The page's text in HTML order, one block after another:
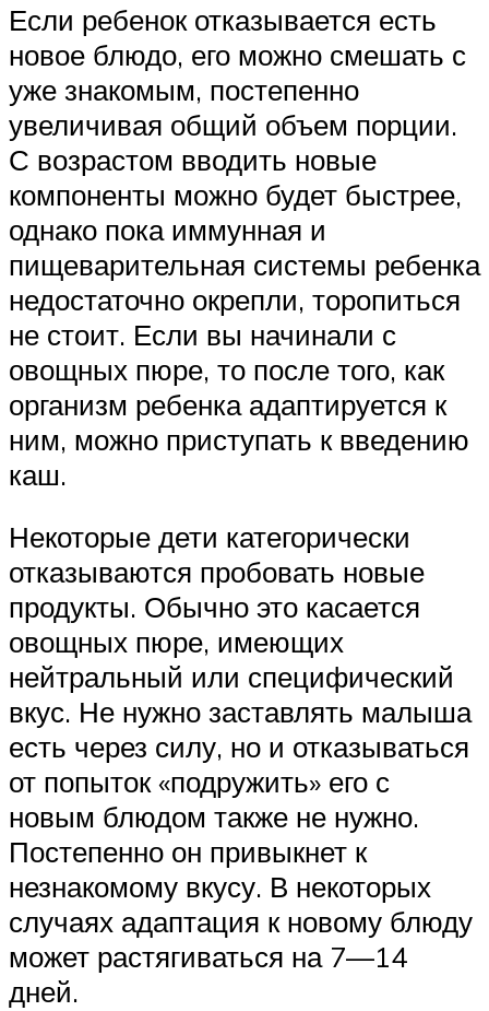
Если ребенок отказывается есть
новое блюдо, его можно смешать с
уже знакомым, постепенно
увеличивая общий объем порции.
С возрастом вводить новые
компоненты можно будет быстрее,
однако пока иммунная и
пищеварительная системы ребенка
недостаточно окрепли, торопиться
не стоит. Если вы начинали с
овощных пюре, то после того, как
организм ребенка адаптируется к
ним, можно приступать к введению
каш.
Некоторые дети категорически
отказываются пробовать новые
продукты. Обычно это касается
овощных пюре, имеющих
нейтральный или специфический
вкус. Не нужно заставлять малыша
есть через силу, но и отказываться
от попыток «подружить» его с
новым блюдом также не нужно.
Постепенно он привыкнет к
незнакомому вкусу. В некоторых
случаях адаптация к новому блюду
может растягиваться на 7—14
дней.